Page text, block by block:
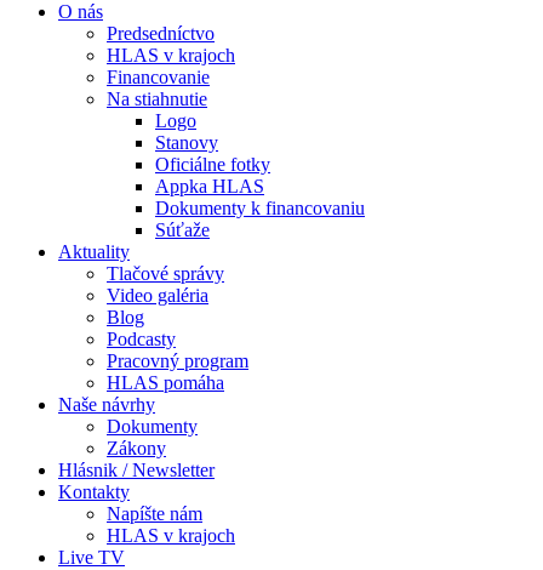
O nás
Predsedníctvo
HLAS v krajoch
Financovanie
Na stiahnutie
Logo
Stanovy
Oficiálne fotky
Appka HLAS
Dokumenty k financovaniu
Súťaže
Aktuality
Tlačové správy
Video galéria
Blog
Podcasty
Pracovný program
HLAS pomáha
Naše návrhy
Dokumenty
Zákony
Hlásnik / Newsletter
Kontakty
Napíšte nám
HLAS v krajoch
Live TV